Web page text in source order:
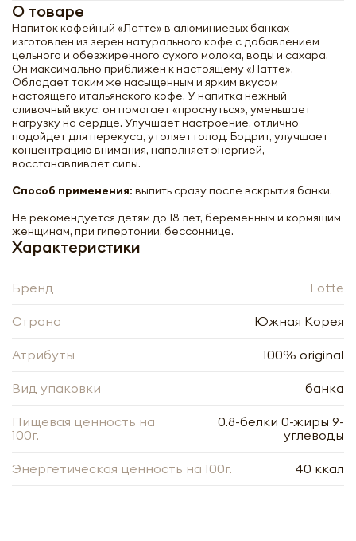
О товаре
Напиток кофейный «Латте» в алюминиевых банках
изготовлен из зерен натурального кофе с добавлением
цельного и обезжиренного сухого молока, воды и сахара.
Он максимально приближен к настоящему «Латте».
Обладает таким же насыщенным и ярким вкусом
настоящего итальянского кофе. У напитка нежный
сливочный вкус, он помогает «проснуться», уменьшает
нагрузку на сердце. Улучшает настроение, отлично
подойдет для перекуса, утоляет голод. Бодрит, улучшает
концентрацию внимания, наполняет энергией,
восстанавливает силы.
Способ применения: выпить сразу после вскрытия банки.
Не рекомендуется детям до 18 лет, беременным и кормящим
женщинам, при гипертонии, бессоннице.
Характеристики
Бренд Lotte
Страна Южная Корея
Атрибуты 100% original
Вид упаковки банка
Пищевая ценность на
100г.
0.8-белки 0-жиры 9-
углеводы
Энергетическая ценность на 100г. 40 ккал